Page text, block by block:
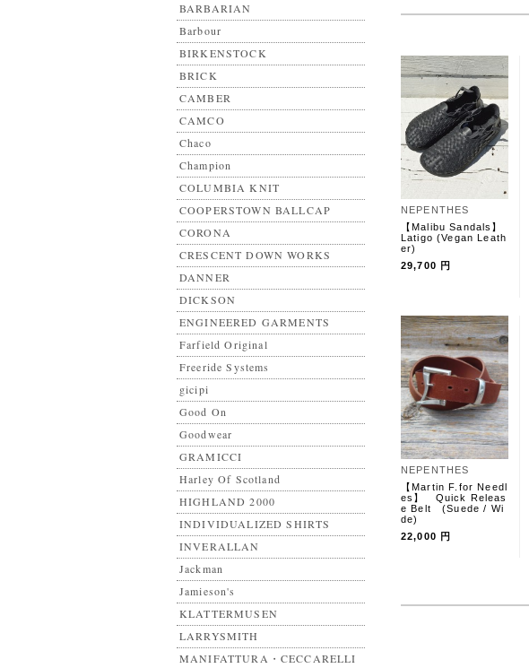
BARBARIAN
Barbour
BIRKENSTOCK
BRICK
CAMBER
CAMCO
Chaco
Champion
COLUMBIA KNIT
COOPERSTOWN BALLCAP
CORONA
CRESCENT DOWN WORKS
DANNER
DICKSON
ENGINEERED GARMENTS
Farfield Original
Freeride Systems
gicipi
Good On
Goodwear
GRAMICCI
Harley Of Scotland
HIGHLAND 2000
INDIVIDUALIZED SHIRTS
INVERALLAN
Jackman
Jamieson's
KLATTERMUSEN
LARRYSMITH
MANIFATTURA・CECCARELLI
NEPENTHES
【Malibu Sandals】
Latigo (Vegan Leath
er)
29,700 円
NEPENTHES
【Martin F.for Needl
es】 Quick Releas
e Belt (Suede / Wi
de)
22,000 円